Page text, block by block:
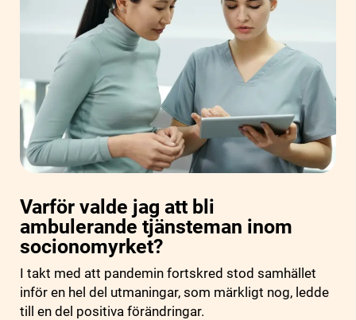
Varför valde jag att bli
ambulerande tjänsteman inom
socionomyrket?
I takt med att pandemin fortskred stod samhället
inför en hel del utmaningar, som märkligt nog, ledde
till en del positiva förändringar.